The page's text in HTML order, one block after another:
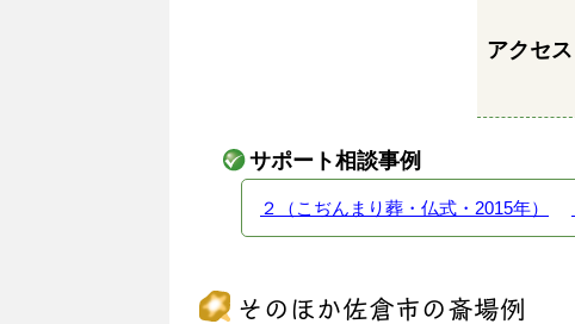
アクセス
サポート相談事例
２（こぢんまり葬・仏式・2015年）
そのほか佐倉市の斎場例